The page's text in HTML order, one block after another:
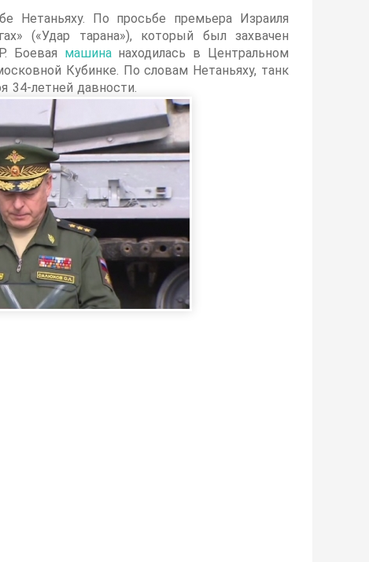
Нетаньяху. По просьбе премьера Израиля
(«Удар тарана»), который был захвачен
Боевая машинанаходилась в Центральном
Кубинке. По словам Нетаньяху, танк
34-летней давности.